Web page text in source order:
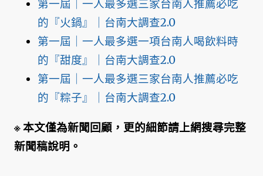
第一屆｜一人最多選三家台南人推薦必吃
的『火鍋』｜台南大調查2.0
第一屆｜一人最多選一項台南人喝飲料時
的『甜度』｜台南大調查2.0
第一屆｜一人最多選三家台南人推薦必吃
的『粽子』｜台南大調查2.0
※ 本文僅為新聞回顧，更的細節請上網搜尋完整
新聞稿說明。